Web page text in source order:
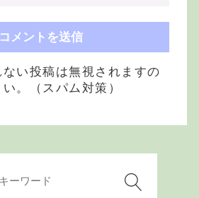
ない投稿は無視されますの
。（スパム対策）